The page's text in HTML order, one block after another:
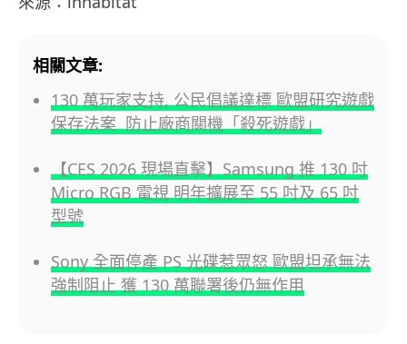
相關文章:
130 萬玩家支持, 公民倡議達標 歐盟研究遊戲
保存法案 防止廠商關機「殺死遊戲」
【CES 2026 現場直擊】Samsung 推 130 吋
Micro RGB 電視 明年擴展至 55 吋及 65 吋
型號
Sony 全面停產 PS 光碟惹眾怒 歐盟坦承無法
強制阻止 獲 130 萬聯署後仍無作用